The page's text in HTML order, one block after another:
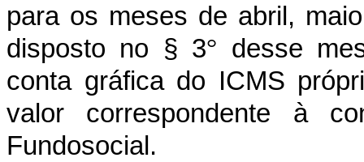
para os meses de abril,
disposto no § 3° desse
conta gráfica do ICMS
valor correspondente à
Fundosocial.